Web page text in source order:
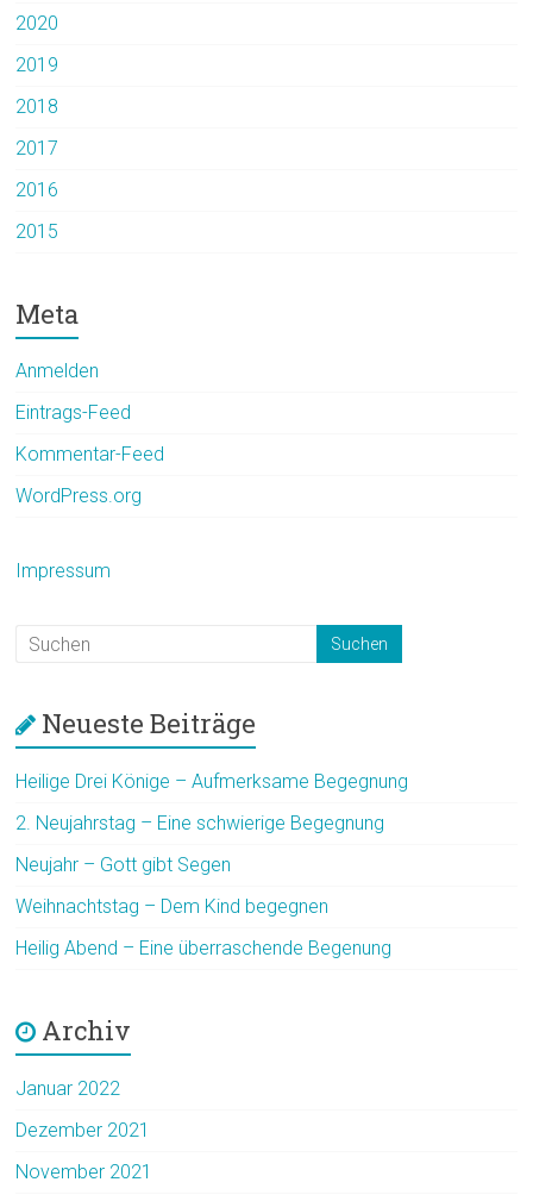
2020
2019
2018
2017
2016
2015
Meta
Anmelden
Eintrags-Feed
Kommentar-Feed
WordPress.org
Impressum
Neueste Beiträge
Heilige Drei Könige – Aufmerksame Begegnung
2. Neujahrstag – Eine schwierige Begegnung
Neujahr – Gott gibt Segen
Weihnachtstag – Dem Kind begegnen
Heilig Abend – Eine überraschende Begenung
Archiv
Januar 2022
Dezember 2021
November 2021